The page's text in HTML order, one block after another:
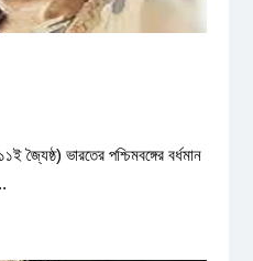
জ্যৈষ্ঠ) ভারতের পশ্চিমবঙ্গের বর্ধমান